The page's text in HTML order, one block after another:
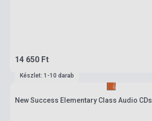
14 650 Ft
Készlet: 1-10 darab
New Success Elementary Class Audio CDs